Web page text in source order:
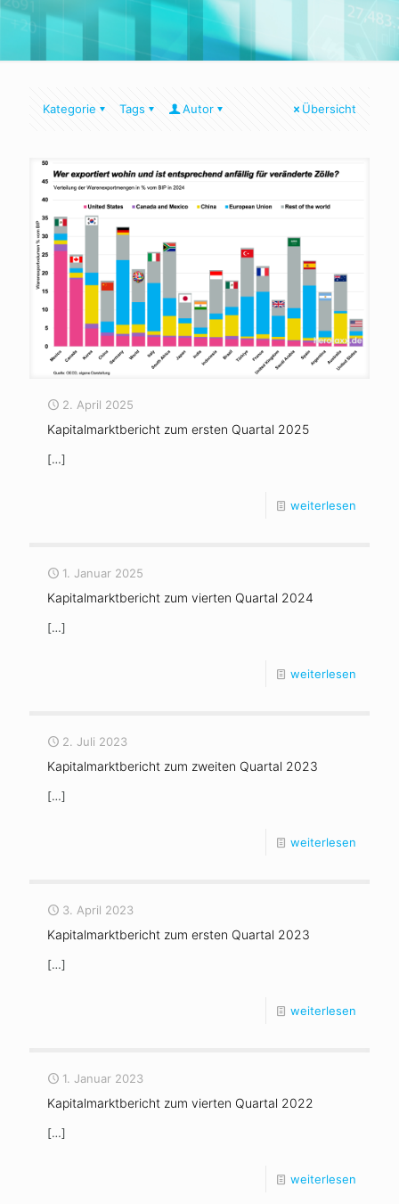
Kategorie Tags Autor Übersicht
2. April 2025
Kapitalmarktbericht zum ersten Quartal 2025
[…]
weiterlesen
1. Januar 2025
Kapitalmarktbericht zum vierten Quartal 2024
[…]
weiterlesen
2. Juli 2023
Kapitalmarktbericht zum zweiten Quartal 2023
[…]
weiterlesen
3. April 2023
Kapitalmarktbericht zum ersten Quartal 2023
[…]
weiterlesen
1. Januar 2023
Kapitalmarktbericht zum vierten Quartal 2022
[…]
weiterlesen